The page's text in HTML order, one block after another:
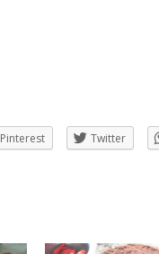
Pinterest Twitter